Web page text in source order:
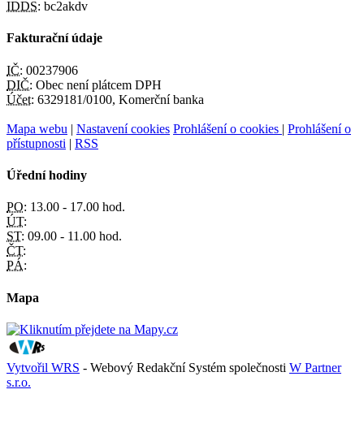
IDDS: bc2akdv
Fakturační údaje
IČ: 00237906
DIČ: Obec není plátcem DPH
Účet: 6329181/0100, Komerční banka
Mapa webu | Nastavení cookies Prohlášení o cookies | Prohlášení o
přístupnosti | RSS
Úřední hodiny
PO: 13.00 - 17.00 hod.
ÚT:
ST: 09.00 - 11.00 hod.
ČT:
PÁ:
Mapa
Vytvořil WRS - Webový Redakční Systém společnosti W Partner
s.r.o.